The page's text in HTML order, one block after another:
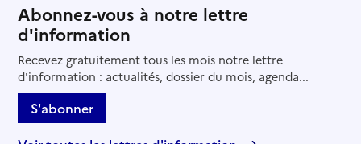
Abonnez-vous à notre lettre
d'information
Recevez gratuitement tous les mois notre lettre
d'information : actualités, dossier du mois, agenda...
S'abonner